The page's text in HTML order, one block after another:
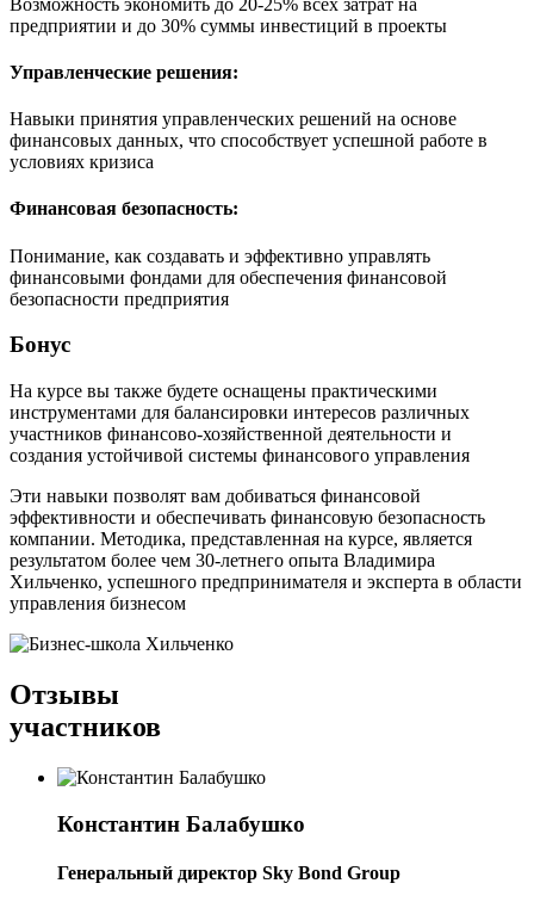
предприятии и до 30% суммы инвестиций в проекты
Управленческие решения:
Навыки принятия управленческих решений на основе
финансовых данных, что способствует успешной работе в
условиях кризиса
Финансовая безопасность:
Понимание, как создавать и эффективно управлять
финансовыми фондами для обеспечения финансовой
безопасности предприятия
Бонус
На курсе вы также будете оснащены практическими
инструментами для балансировки интересов различных
участников финансово-хозяйственной деятельности и
создания устойчивой системы финансового управления
Эти навыки позволят вам добиваться финансовой
эффективности и обеспечивать финансовую безопасность
компании. Методика, представленная на курсе, является
результатом более чем 30-летнего опыта Владимира
Хильченко, успешного предпринимателя и эксперта в области
управления бизнесом
Отзывы
участников
Константин Балабушко
Генеральный директор Sky Bond Group